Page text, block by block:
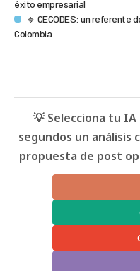
éxito empresarial
🔹 CECODES: un referente
Colombia
💡 Selecciona tu
segundos un análisis
propuesta de post